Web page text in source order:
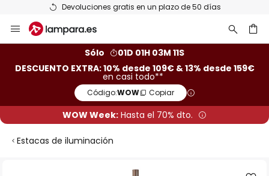
Devoluciones gratis en un plazo de 50 días
al
Sólo
01D 01H 03M 11S
DESCUENTO EXTRA: 10% desde 109€ & 13% desde 159€
en casi todo**
Código:WOW Copiar
WOW Week: Hasta el 70% dto.
Estacas de iluminación